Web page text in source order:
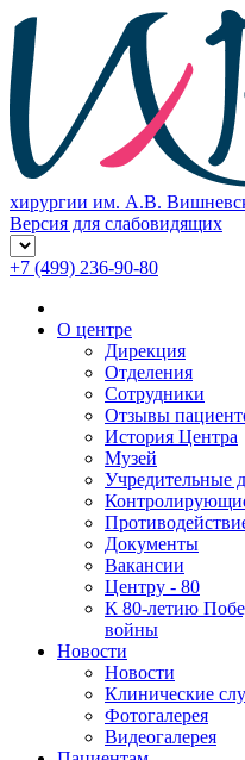
хирургии им. А.В.
Версия для слабовидящих
+7 (499) 236-90-80
О центре
Дирекция
Отделения
Сотрудники
Отзывы
История Центра
Музей
Учредительные
Документы
Вакансии
Центру - 80
К 80-летию
войны
Новости
Новости
Клинические
Фотогалерея
Видеогалерея